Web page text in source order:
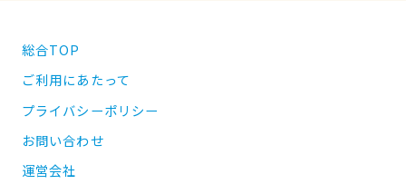
総合TOP
ご利用にあたって
プライバシーポリシー
お問い合わせ
運営会社